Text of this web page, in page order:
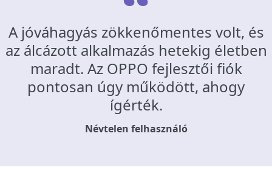
A jóváhagyás zökkenőmentes volt, és
az álcázott alkalmazás hetekig életben
maradt. Az OPPO fejlesztői fiók
pontosan úgy működött, ahogy
ígérték.
Névtelen felhasználó